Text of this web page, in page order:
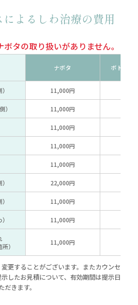
よるしわ治療の費用
タの取り扱いがありません。
ナボタ ボトック
11,000円
） 11,000円
11,000円
11,000円
11,000円
22,000円
11,000円
11,000円
）
11,000円
更することがございます。またカウンセ
したお見積について、有効期間は提示日
きます。